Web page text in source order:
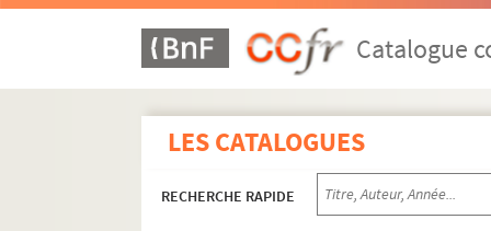
Catalogue
LES CATALOGUES
RECHERCHE RAPIDE